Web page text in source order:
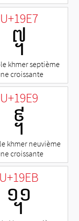
U+19E7
᧧
khmer septième
croissante
U+19E9
᧩
khmer neuvième
croissante
U+19EB
᧫